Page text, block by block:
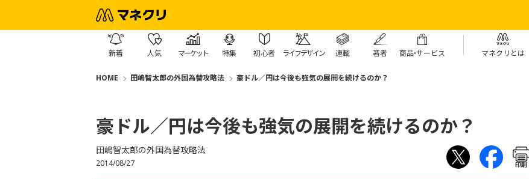
新着 人気 マーケット 特集 初心者 ライフデザイン 連載 著者 商品・サービス マネクリとは
HOME 田嶋智太郎の外国為替攻略法 豪ドル／円は今後も強気の展開を続けるのか？
豪ドル／円は今後も強気の展開を続けるのか？
田嶋智太郎の外国為替攻略法
2014/08/27 印刷